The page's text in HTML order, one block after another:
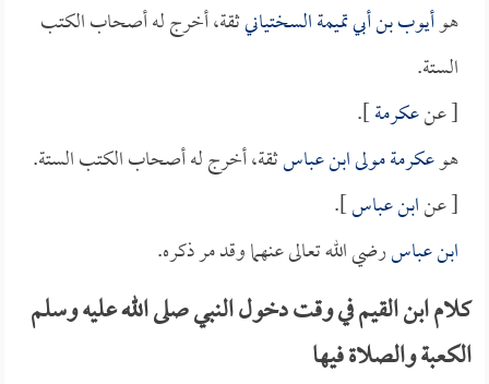
هوأيوب بن أبي تميمة السختيانيثقة، أخرج له أصحاب الكتب
الستة.
[ عنعكرمة].
هوعكرمة مولى ابن عباسثقة، أخرج له أصحاب الكتب الستة.
[ عنابن عباس].
ابن عباسرضي الله تعالى عنهما وقد مر ذكره.
كلام ابن القيم في وقت دخول النبي صلى الله عليه وسلم
الكعبة والصلاة فيها